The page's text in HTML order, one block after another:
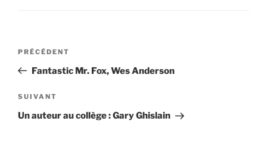
Navigation
l’article
Article
précédent
PRÉCÉDENT
Fantastic Mr. Fox, Wes Anderson
Article
suivant
SUIVANT
Un auteur au collège : Gary Ghislain